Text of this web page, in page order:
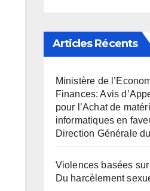
Articles Récents
Ministère de
Finances: Avis
pour l’Achat de
informatiques en
Direction Générale
Violences basées
Du harcèlement